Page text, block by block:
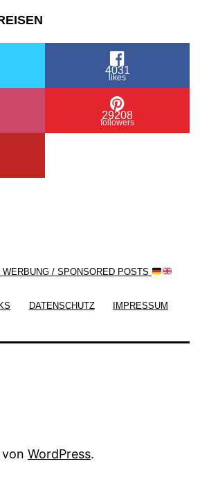
4031
likes
29208
followers
WERBUNG / SPONSORED POSTS
DATENSCHUTZ IMPRESSUM
WordPress.